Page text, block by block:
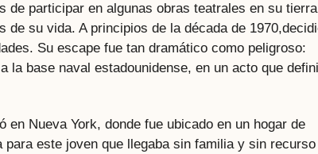
de participar en algunas obras teatrales en su tierra
su vida. A principios de la década de
Su escape fue tan dramático como peligroso:
la base naval estadounidense, en un acto que
Nueva York, donde fue ubicado en un hogar de
este joven que llegaba sin familia y sin recurso